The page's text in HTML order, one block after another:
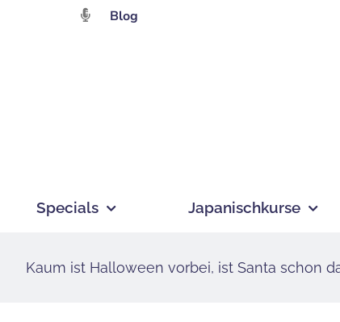
Blog
Specials Japanischkurse
Kaum ist Halloween vorbei, ist Santa schon